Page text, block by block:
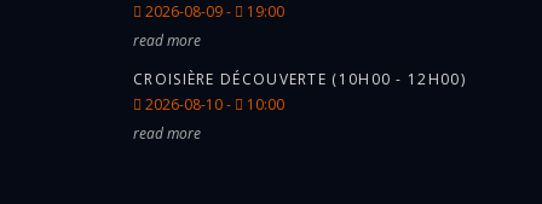
2026-08-09 -
19:00
read more
CROISIÈRE DÉCOUVERTE (10H00 - 12H00)
2026-08-10 -
10:00
read more